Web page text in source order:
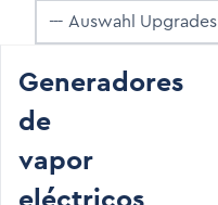
Generadores
de
vapor